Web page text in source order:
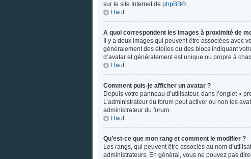
sur le site Internet de phpBB®.
Haut
A quoi correspondent les images à proximité de
Il y a deux images qui peuvent être associées avec
généralement des étoiles ou des blocs indiquant
d’avatar et généralement est unique ou propre à
Haut
Comment puis-je afficher un avatar ?
Depuis votre panneau d’utilisateur, dans l’onglet «
L’administrateur du forum peut activer ou non les
administrateur du forum.
Haut
Qu’est-ce que mon rang et comment le modifier ?
Les rangs, qui peuvent être associés au nom
administrateurs. En général, vous ne pouvez pas